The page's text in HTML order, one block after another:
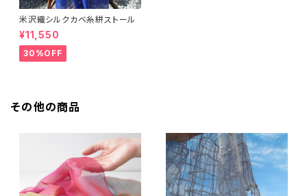
米沢織シルクカベ糸絣ストール
¥11,550
30%OFF
その他の商品